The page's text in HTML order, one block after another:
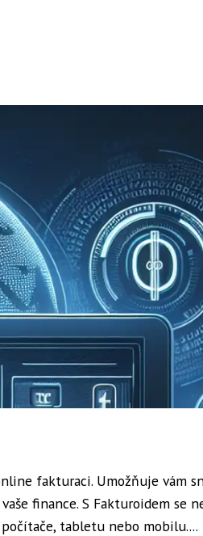
fakturaci. Umožňuje vám
finance. S Fakturoidem se
tabletu nebo mobilu....